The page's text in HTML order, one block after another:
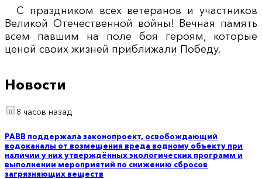
С праздником всех ветеранов и участников
Великой Отечественной войны! Вечная память
всем павшим на поле боя героям, которые
ценой своих жизней приближали Победу.
Новости
8 часов назад
РАВВ поддержала законопроект, освобождающий
водоканалы от возмещения вреда водному объекту при
наличии у них утверждённых экологических программ и
выполнении мероприятий по снижению сбросов
загрязняющих веществ